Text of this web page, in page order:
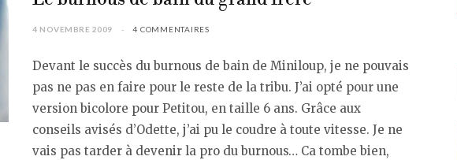
4 NOVEMBRE 2009 4 COMMENTAIRES
Devant le succès du burnous de bain de Miniloup, je ne pouvais
pas ne pas en faire pour le reste de la tribu. J’ai opté pour une
version bicolore pour Petitou, en taille 6 ans. Grâce aux
conseils avisés d’Odette, j’ai pu le coudre à toute vitesse. Je ne
vais pas tarder à devenir la pro du burnous… Ca tombe bien,